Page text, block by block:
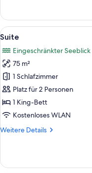
Studio,
1 King-
Bett
Alle
Fotos
für
Suite
anzeigen
6
Suite
Eingeschränkter Seeblick
75 m²
1 Schlafzimmer
Platz für 2 Personen
1 King-Bett
Kostenloses WLAN
Weitere Details
Weitere